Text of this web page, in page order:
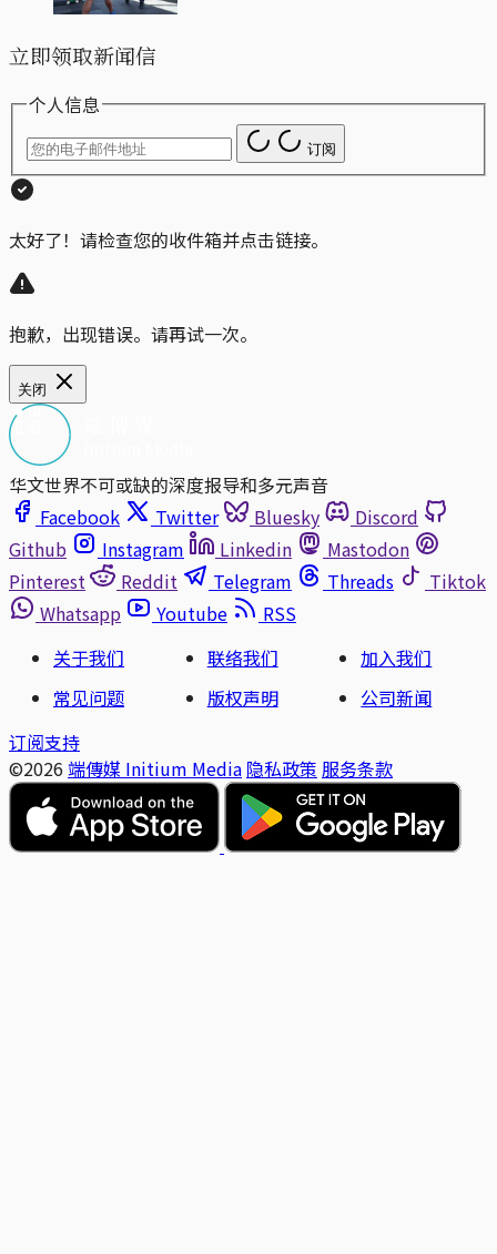
立即领取新闻信
个人信息
订阅
太好了！请检查您的收件箱并点击链接。
抱歉，出现错误。请再试一次。
关闭
华文世界不可或缺的深度报导和多元声音
Facebook
Twitter Bluesky
Discord
Github
Instagram Linkedin
Mastodon
Pinterest
Reddit Telegram Threads
Tiktok
Whatsapp
Youtube
RSS
关于我们
联络我们
加入我们
常见问题
版权声明
公司新闻
订阅支持
©2026 端傳媒 Initium Media 隐私政策 服务条款